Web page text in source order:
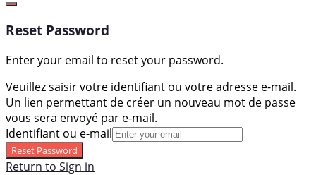
Reset Password
Enter your email to reset your password.
Veuillez saisir votre identifiant ou votre adresse e-mail.
Un lien permettant de créer un nouveau mot de passe
vous sera envoyé par e-mail.
Identifiant ou e-mail
Reset Password
Return to Sign in